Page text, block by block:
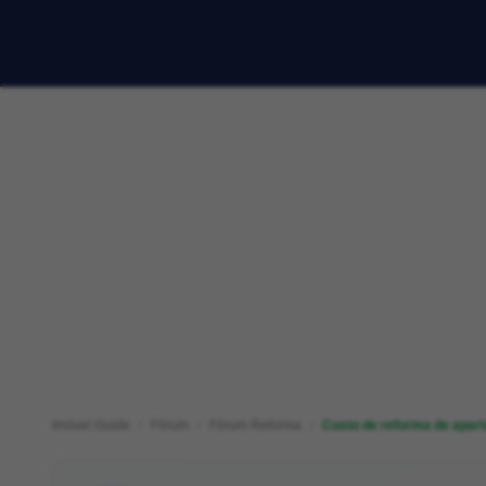
Custo de reforma de